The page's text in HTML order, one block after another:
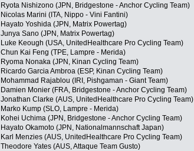
Ryota Nishizono (JPN, Bridgestone - Anchor Cycling Team)
Nicolas Marini (ITA, Nippo - Vini Fantini)
Hayato Yoshida (JPN, Matrix Powertag)
Junya Sano (JPN, Matrix Powertag)
Luke Keough (USA, UnitedHealthcare Pro Cycling Team)
Chun Kai Feng (TPE, Lampre - Merida)
Ryoma Nonaka (JPN, Kinan Cycling Team)
Ricardo Garcia Ambroa (ESP, Kinan Cycling Team)
Mohammad Rajablou (IRI, Pishgaman - Giant Team)
Damien Monier (FRA, Bridgestone - Anchor Cycling Team)
Jonathan Clarke (AUS, UnitedHealthcare Pro Cycling Team)
Marko Kump (SLO, Lampre - Merida)
Kohei Uchima (JPN, Bridgestone - Anchor Cycling Team)
Hayato Okamoto (JPN, Nationalmannschaft Japan)
Karl Menzies (AUS, UnitedHealthcare Pro Cycling Team)
Theodore Yates (AUS, Attaque Team Gusto)